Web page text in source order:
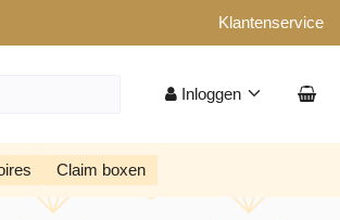
Klantenservice
Inloggen
Claim boxen